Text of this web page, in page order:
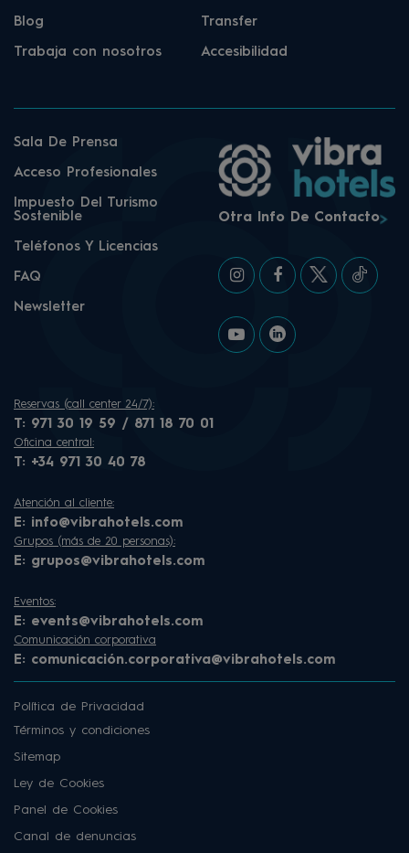
Blog Transfer
Trabaja con nosotros Accesibilidad
Sala De Prensa
Acceso Profesionales
Impuesto Del Turismo
Sostenible
Teléfonos Y Licencias
FAQ
Newsletter
Otra Info De Contacto
Reservas (call center 24/7):
T: 971 30 19 59 / 871 18 70 01
Oficina central:
T: +34 971 30 40 78
Atención al cliente:
E: info@vibrahotels.com
Grupos (más de 20 personas):
E: grupos@vibrahotels.com
Eventos:
E: events@vibrahotels.com
Comunicación corporativa
E: comunicación.corporativa@vibrahotels.com
Política de Privacidad
Términos y condiciones
Sitemap
Ley de Cookies
Panel de Cookies
Canal de denuncias